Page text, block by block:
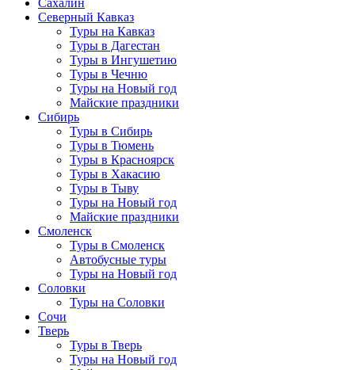
Северный Кавказ
Туры на Кавказ
Туры в Дагестан
Туры в Ингушетию
Туры в Чечню
Туры на Новый год
Майские праздники
Сибирь
Туры в Сибирь
Туры в Тюмень
Туры в Красноярск
Туры в Хакасию
Туры в Тыву
Туры на Новый год
Майские праздники
Смоленск
Туры в Смоленск
Автобусные туры
Туры на Новый год
Соловки
Туры на Соловки
Сочи
Тверь
Туры в Тверь
Туры на Новый год